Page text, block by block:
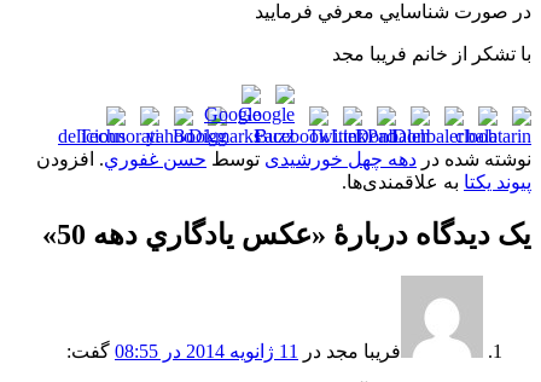
در صورت شناسايي معرفي فرماييد
با تشکر از خانم فريبا مجد
نوشته شده در دهه چهل خورشیدی توسط حسن غفوري. افزودن
پیوند یکتا به علاقمندی‌ها.
یک دیدگاه دربارهٔ «عکس يادگاري دهه 50 »
فریبا مجد در 11 ژانویه 2014 در 08:55 گفت: